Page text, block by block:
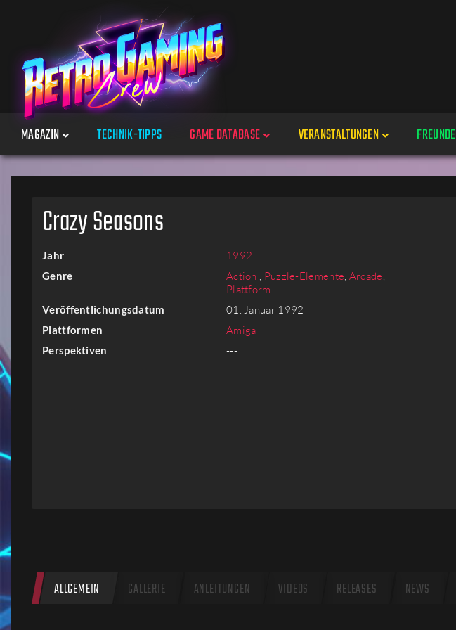
MAGAZIN TECHNIK-TIPPS GAME DATABASE
Spiele
Plattformen
VERANSTALTUNGEN
Veranstaltungen
Veranstaltungsorte
FREUNDE
Crazy Seasons
Jahr 1992
Genre Action , Puzzle-Elemente, Arcade,
Plattform
Veröffentlichungsdatum 01. Januar 1992
Plattformen Amiga
Perspektiven ---
ALLGEMEIN GALLERIE ANLEITUNGEN VIDEOS RELEASES NEWS